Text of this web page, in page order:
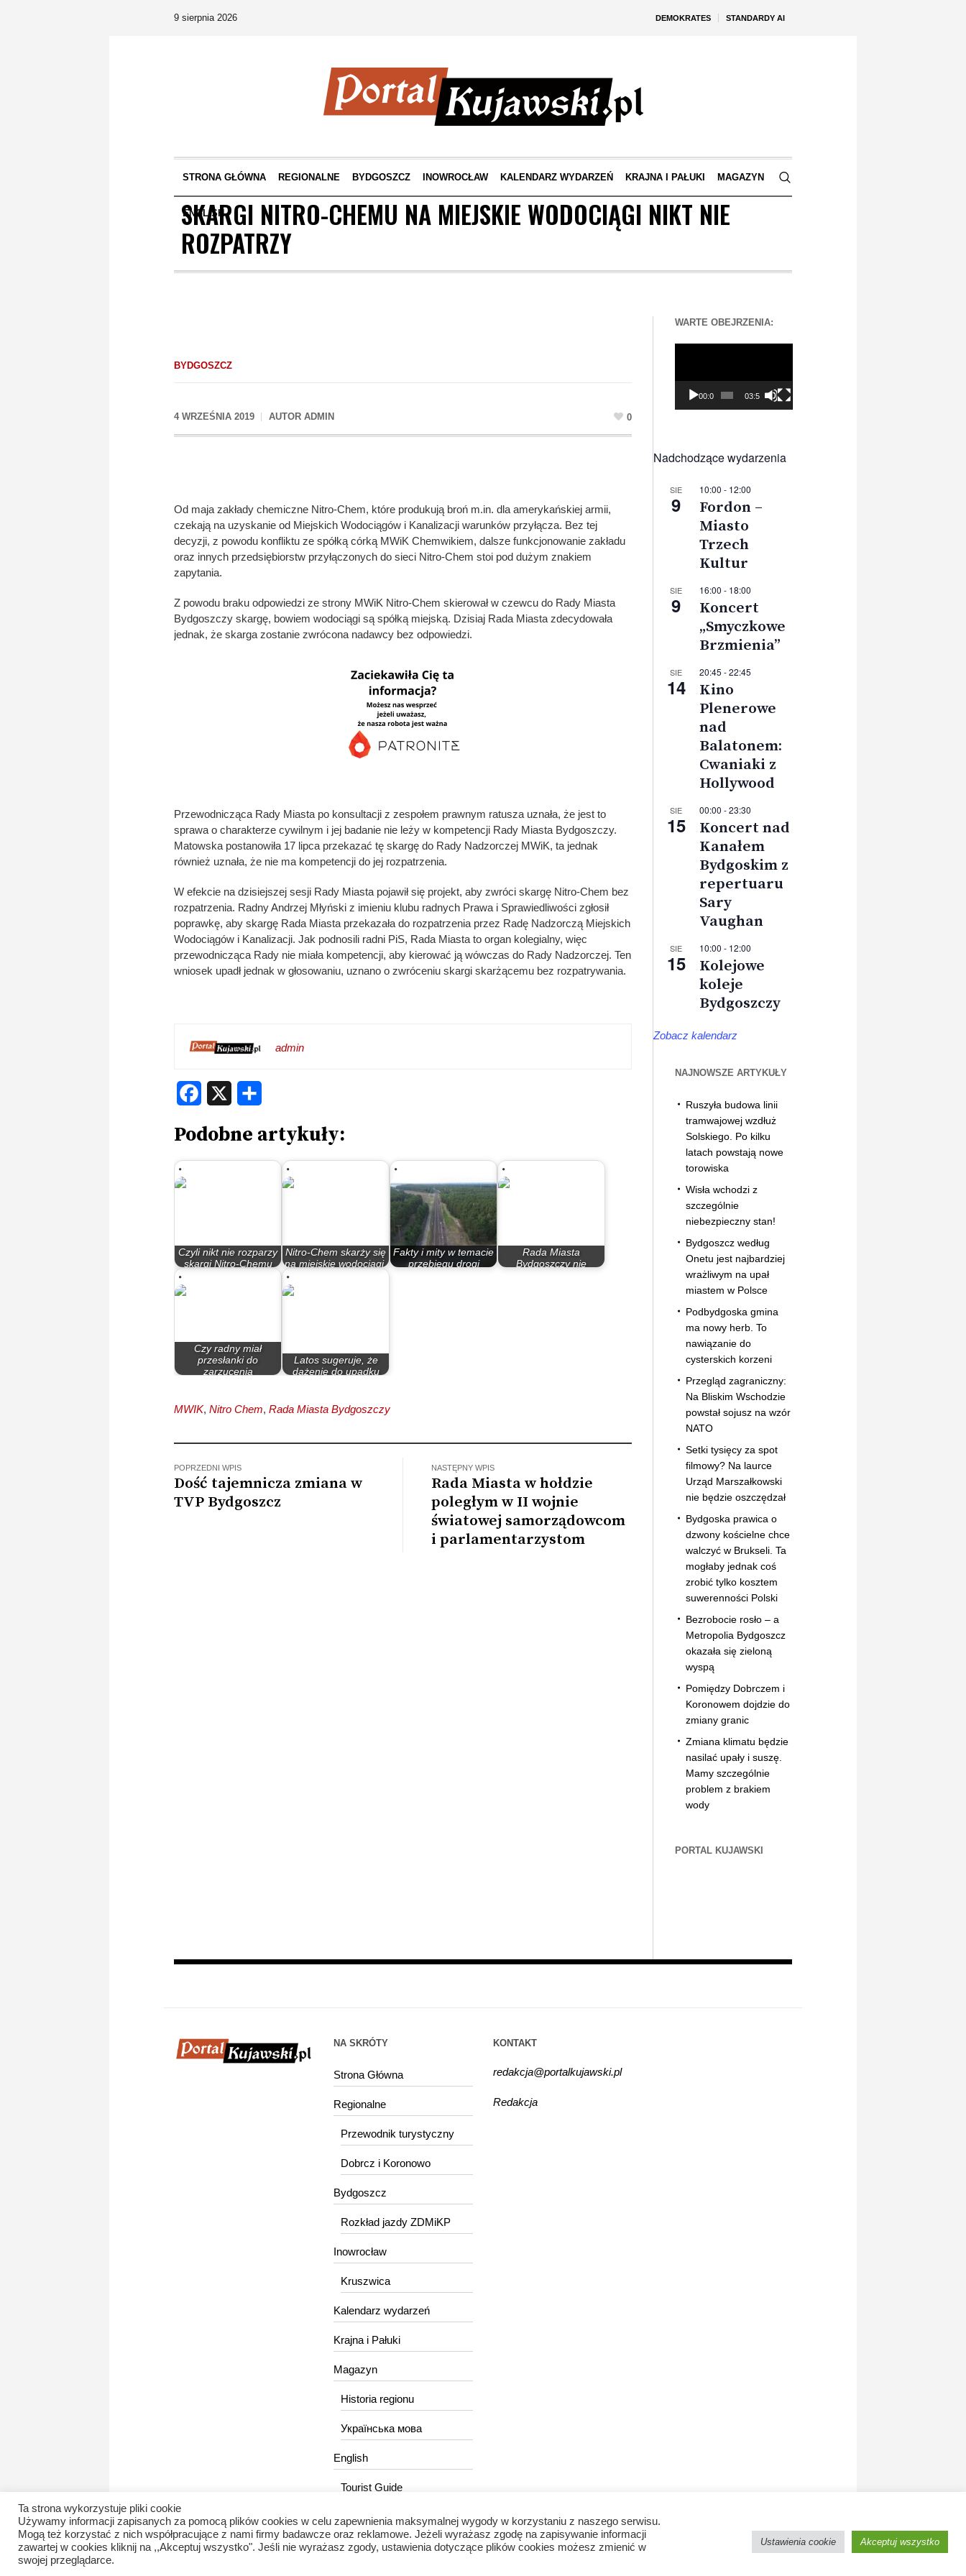
DEMOKRATES STANDARDY AI
9 sierpnia 2026
STRONA GŁÓWNA REGIONALNE BYDGOSZCZ INOWROCŁAW KALENDARZ WYDARZEŃ KRAJNA I PAŁUKI MAGAZYN
ENGLISH
SKARGI NITRO-CHEMU NA MIEJSKIE WODOCIĄGI NIKT NIE
ROZPATRZY
BYDGOSZCZ
4 WRZEŚNIA 2019 AUTOR ADMIN 0
Od maja zakłady chemiczne Nitro-Chem, które produkują broń m.in. dla amerykańskiej armii,
czekają na uzyskanie od Miejskich Wodociągów i Kanalizacji warunków przyłącza. Bez tej
decyzji, z powodu konfliktu ze spółką córką MWiK Chemwikiem, dalsze funkcjonowanie zakładu
oraz innych przedsiębiorstw przyłączonych do sieci Nitro-Chem stoi pod dużym znakiem
zapytania.
Z powodu braku odpowiedzi ze strony MWiK Nitro-Chem skierował w czewcu do Rady Miasta
Bydgoszczy skargę, bowiem wodociągi są spółką miejską. Dzisiaj Rada Miasta zdecydowała
jednak, że skarga zostanie zwrócona nadawcy bez odpowiedzi.
Przewodnicząca Rady Miasta po konsultacji z zespołem prawnym ratusza uznała, że jest to
sprawa o charakterze cywilnym i jej badanie nie leży w kompetencji Rady Miasta Bydgoszczy.
Matowska postanowiła 17 lipca przekazać tę skargę do Rady Nadzorczej MWiK, ta jednak
również uznała, że nie ma kompetencji do jej rozpatrzenia.
W efekcie na dzisiejszej sesji Rady Miasta pojawił się projekt, aby zwróci skargę Nitro-Chem bez
rozpatrzenia. Radny Andrzej Młyński z imieniu klubu radnych Prawa i Sprawiedliwości zgłosił
poprawkę, aby skargę Rada Miasta przekazała do rozpatrzenia przez Radę Nadzorczą Miejskich
Wodociągów i Kanalizacji. Jak podnosili radni PiS, Rada Miasta to organ kolegialny, więc
przewodnicząca Rady nie miała kompetencji, aby kierować ją wówczas do Rady Nadzorczej. Ten
wniosek upadł jednak w głosowaniu, uznano o zwróceniu skargi skarżącemu bez rozpatrywania.
admin
Facebook
Podobne artykuły:
Czyli nikt nie rozparzy
skargi Nitro-Chemu
Nitro-Chem skarży się
na miejskie wodociągi.
Fakty i mity w temacie
przebiegu drogi
Rada Miasta
Bydgoszczy nie
Czy radny miał
przesłanki do
zarzucenia
Latos sugeruje, że
dążenie do upadku
MWIK, Nitro Chem, Rada Miasta Bydgoszczy
POPRZEDNI WPIS
Dość tajemnicza zmiana w
TVP Bydgoszcz
NASTĘPNY WPIS
Rada Miasta w hołdzie
poległym w II wojnie
światowej samorządowcom
i parlamentarzystom
WARTE OBEJRZENIA:
00:00 03:56
Nadchodzące wydarzenia
SIE
9
10:00 - 12:00
Fordon –
Miasto
Trzech
Kultur
SIE
9
16:00 - 18:00
Koncert
„Smyczkowe
Brzmienia”
SIE
14
20:45 -22:45
Kino
Plenerowe
nad
Balatonem:
Cwaniaki z
Hollywood
SIE
15
00:00 -23:30
Koncert nad
Kanałem
Bydgoskim z
repertuaru
Sary
Vaughan
SIE
15
10:00 - 12:00
Kolejowe
koleje
Bydgoszczy
Zobacz kalendarz
NAJNOWSZE ARTYKUŁY
Ruszyła budowa linii
tramwajowej wzdłuż
Solskiego. Po kilku
latach powstają nowe
torowiska
Wisła wchodzi z
szczególnie
niebezpieczny stan!
Bydgoszcz według
Onetu jest najbardziej
wrażliwym na upał
miastem w Polsce
Podbydgoska gmina
ma nowy herb. To
nawiązanie do
cysterskich korzeni
Przegląd zagraniczny:
Na Bliskim Wschodzie
powstał sojusz na wzór
NATO
Setki tysięcy za spot
filmowy? Na laurce
Urząd Marszałkowski
nie będzie oszczędzał
Bydgoska prawica o
dzwony kościelne chce
walczyć w Brukseli. Ta
mogłaby jednak coś
zrobić tylko kosztem
suwerenności Polski
Bezrobocie rosło – a
Metropolia Bydgoszcz
okazała się zieloną
wyspą
Pomiędzy Dobrczem i
Koronowem dojdzie do
zmiany granic
Zmiana klimatu będzie
nasilać upały i suszę.
Mamy szczególnie
problem z brakiem
wody
PORTAL KUJAWSKI
NA SKRÓTY
Strona Główna
Regionalne
Przewodnik turystyczny
Dobrcz i Koronowo
Bydgoszcz
Rozkład jazdy ZDMiKP
Inowrocław
Kruszwica
Kalendarz wydarzeń
Krajna i Pałuki
Magazyn
Historia regionu
Українська мова
English
Tourist Guide
KONTAKT
redakcja@portalkujawski.pl
Redakcja
Ta strona wykorzystuje pliki cookie
Używamy informacji zapisanych za pomocą plików cookies w celu zapewnienia maksymalnej wygody w korzystaniu z naszego serwisu.
Mogą też korzystać z nich współpracujące z nami firmy badawcze oraz reklamowe. Jeżeli wyrażasz zgodę na zapisywanie informacji
zawartej w cookies kliknij na ,,Akceptuj wszystko". Jeśli nie wyrażasz zgody, ustawienia dotyczące plików cookies możesz zmienić w
swojej przeglądarce.
Ustawienia cookie Akceptuj wszystko